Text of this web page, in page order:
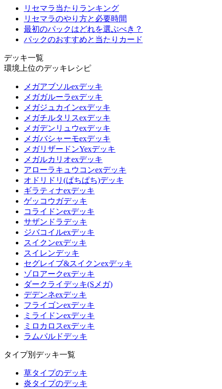
リセマラ当たりランキング
リセマラのやり方と必要時間
最初のパックはどれを選ぶべき？
パックのおすすめと当たりカード
デッキ一覧
環境上位のデッキレシピ
メガアブソルexデッキ
メガガルーラexデッキ
メガジュカインexデッキ
メガチルタリスexデッキ
メガデンリュウexデッキ
メガバシャーモexデッキ
メガリザードンYexデッキ
メガルカリオexデッキ
アローラキュウコンexデッキ
オドリドリ(ぱちぱち)デッキ
ギラティナexデッキ
ゲッコウガデッキ
コライドンexデッキ
サザンドラデッキ
ジバコイルexデッキ
スイクンexデッキ
スイレンデッキ
セグレイブ&スイクンexデッキ
ゾロアークexデッキ
ダークライデッキ(Sメガ)
デデンネexデッキ
フライゴンexデッキ
ミライドンexデッキ
ミロカロスexデッキ
ラムパルドデッキ
タイプ別デッキ一覧
草タイプのデッキ
炎タイプのデッキ